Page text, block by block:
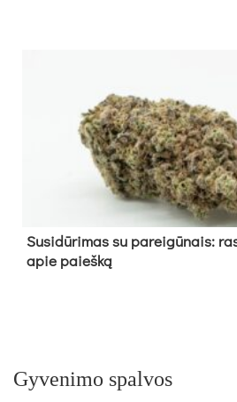
Su­si­dū­ri­mas su pa­rei­gū­nais:
apie paieš­ką
Gyvenimo spalvos